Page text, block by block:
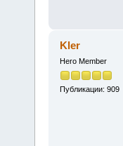
Kler
Hero Member
Публикации: 909